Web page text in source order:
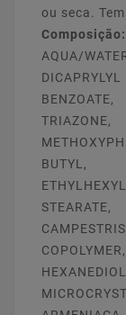
ou seca.
Composição:
AQUA/
BUTYL,